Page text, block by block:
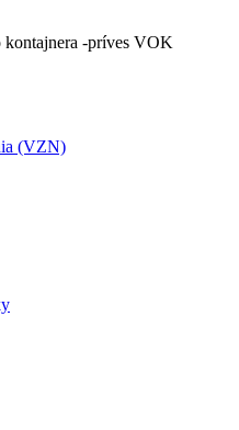
kontajnera -príves VOK
(VZN)